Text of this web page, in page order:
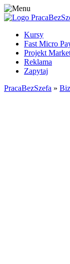
Kursy
Fast Micro
Projekt
Reklama
Zapytaj
PracaBezSzefa »